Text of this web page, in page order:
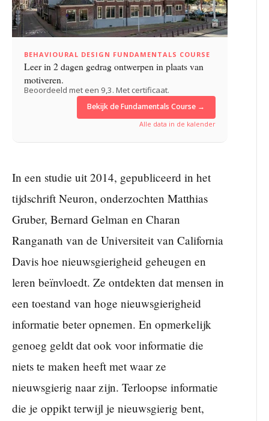
BEHAVIOURAL DESIGN FUNDAMENTALS COURSE
Leer in 2 dagen gedrag ontwerpen in plaats van
motiveren.
Beoordeeld met een 9,3. Met certificaat.
Bekijk de Fundamentals Course →
Alle data in de kalender
In een studie uit 2014, gepubliceerd in het
tijdschrift Neuron, onderzochten Matthias
Gruber, Bernard Gelman en Charan
Ranganath van de Universiteit van California
Davis hoe nieuwsgierigheid geheugen en
leren beïnvloedt. Ze ontdekten dat mensen in
een toestand van hoge nieuwsgierigheid
informatie beter opnemen. En opmerkelijk
genoeg geldt dat ook voor informatie die
niets te maken heeft met waar ze
nieuwsgierig naar zijn. Terloopse informatie
die je oppikt terwijl je nieuwsgierig bent,